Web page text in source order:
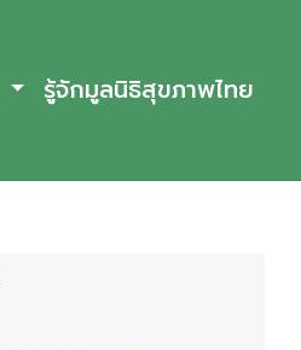
รู้จักมูลนิธิสุขภาพไทย